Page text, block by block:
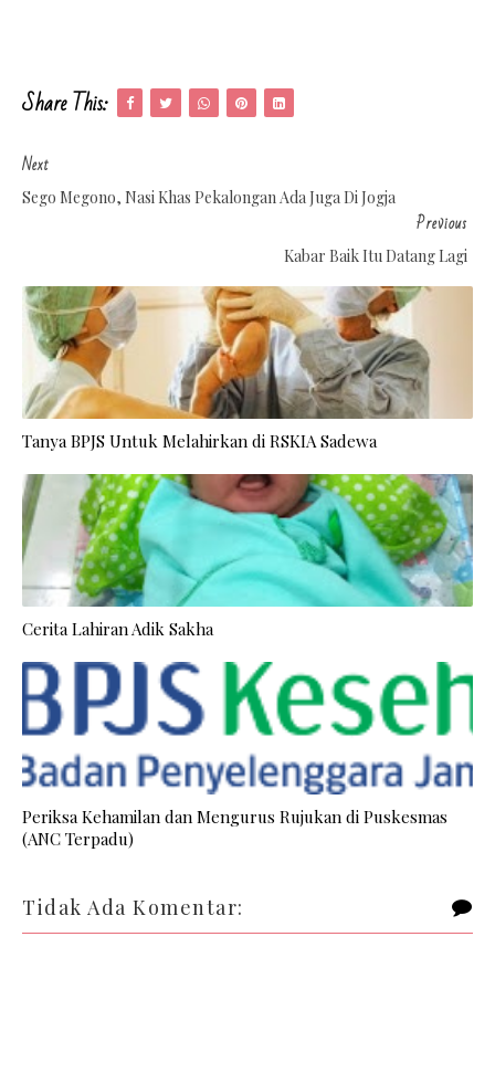
Share This:
Next
Sego Megono, Nasi Khas Pekalongan Ada Juga Di Jogja
Previous
Kabar Baik Itu Datang Lagi
Tanya BPJS Untuk Melahirkan di RSKIA Sadewa
Cerita Lahiran Adik Sakha
Periksa Kehamilan dan Mengurus Rujukan di Puskesmas
(ANC Terpadu)
Tidak Ada Komentar: